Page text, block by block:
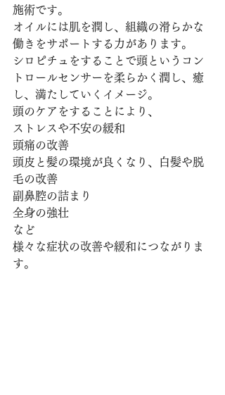
施術です。
オイルには肌を潤し、組織の滑らかな
働きをサポートする力があります。
シロピチュをすることで頭というコン
トロールセンサーを柔らかく潤し、癒
し、満たしていくイメージ。
頭のケアをすることにより、
ストレスや不安の緩和
頭痛の改善
頭皮と髪の環境が良くなり、白髪や脱
毛の改善
副鼻腔の詰まり
全身の強壮
など
様々な症状の改善や緩和につながりま
す。